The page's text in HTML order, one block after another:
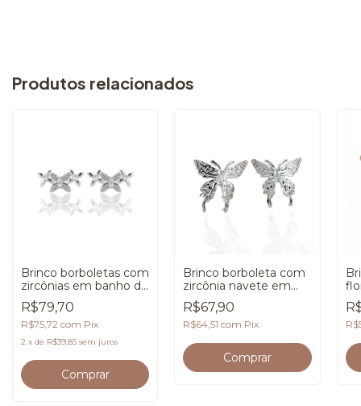
Produtos relacionados
Brinco borboletas com
zircônias em banho de
Prata 925
R$79,70
R$75,72 com Pix
2 x de R$39,85 sem juros
Brinco borboleta com
zircônia navete em
banho de Prata 925
R$67,90
R$64,51com Pix